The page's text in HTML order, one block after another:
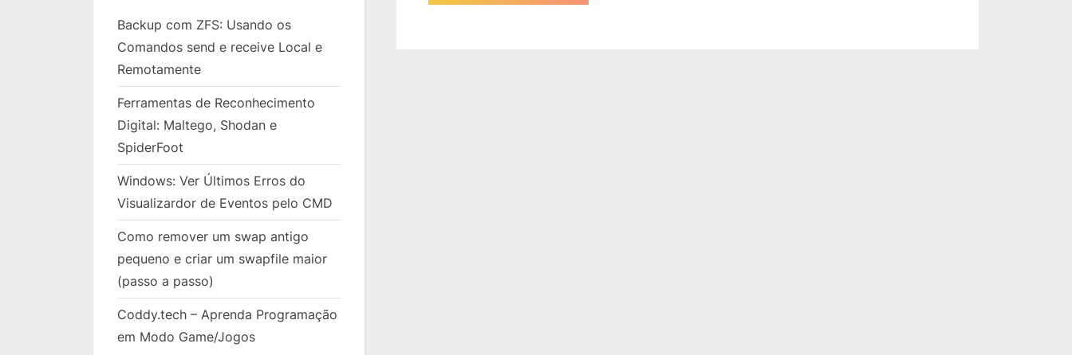
Backup com ZFS: Usando os
Comandos send e receive Local e
Remotamente
Ferramentas de Reconhecimento
Digital: Maltego, Shodan e
SpiderFoot
Windows: Ver Últimos Erros do
Visualizardor de Eventos pelo CMD
Como remover um swap antigo
pequeno e criar um swapfile maior
(passo a passo)
Coddy.tech – Aprenda Programação
em Modo Game/Jogos